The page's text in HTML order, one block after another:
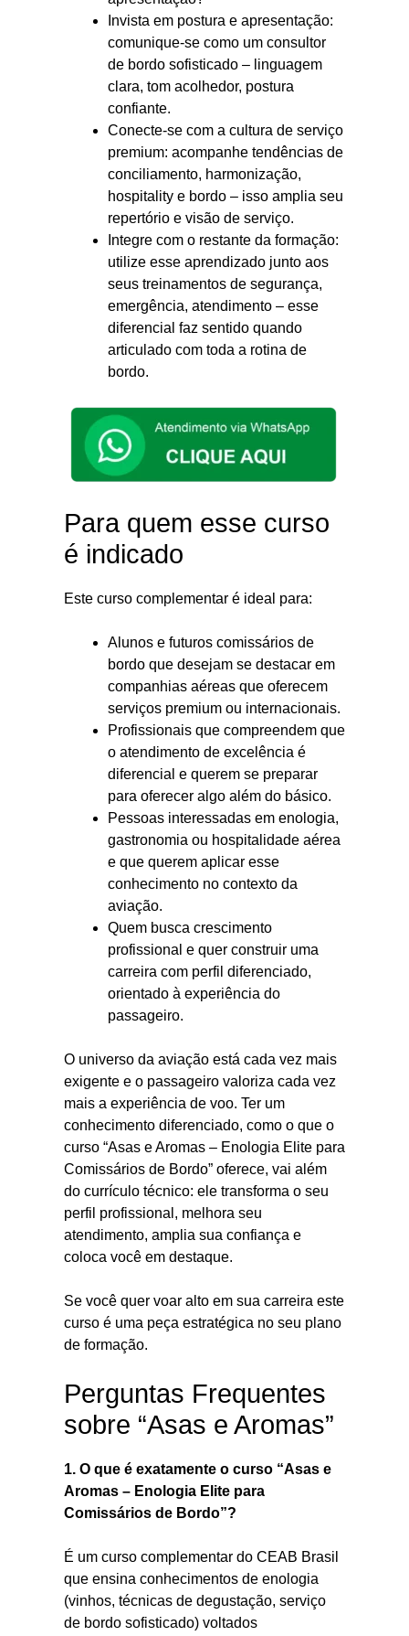
Invista em postura e apresentação:
comunique-se como um consultor
de bordo sofisticado – linguagem
clara, tom acolhedor, postura
confiante.
Conecte-se com a cultura de serviço
premium: acompanhe tendências de
conciliamento, harmonização,
hospitality e bordo – isso amplia seu
repertório e visão de serviço.
Integre com o restante da formação:
utilize esse aprendizado junto aos
seus treinamentos de segurança,
emergência, atendimento – esse
diferencial faz sentido quando
articulado com toda a rotina de
bordo.
Para quem esse curso
é indicado
Este curso complementar é ideal para:
Alunos e futuros comissários de
bordo que desejam se destacar em
companhias aéreas que oferecem
serviços premium ou internacionais.
Profissionais que compreendem que
o atendimento de excelência é
diferencial e querem se preparar
para oferecer algo além do básico.
Pessoas interessadas em enologia,
gastronomia ou hospitalidade aérea
e que querem aplicar esse
conhecimento no contexto da
aviação.
Quem busca crescimento
profissional e quer construir uma
carreira com perfil diferenciado,
orientado à experiência do
passageiro.
O universo da aviação está cada vez mais
exigente e o passageiro valoriza cada vez
mais a experiência de voo. Ter um
conhecimento diferenciado, como o que o
curso “Asas e Aromas – Enologia Elite para
Comissários de Bordo” oferece, vai além
do currículo técnico: ele transforma o seu
perfil profissional, melhora seu
atendimento, amplia sua confiança e
coloca você em destaque.
Se você quer voar alto em sua carreira este
curso é uma peça estratégica no seu plano
de formação.
Perguntas Frequentes
sobre “Asas e Aromas”
1. O que é exatamente o curso “Asas e
Aromas – Enologia Elite para
Comissários de Bordo”?
É um curso complementar do CEAB Brasil
que ensina conhecimentos de enologia
(vinhos, técnicas de degustação, serviço
de bordo sofisticado) voltados